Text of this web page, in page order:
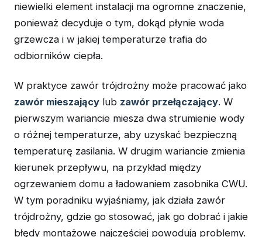
niewielki element instalacji ma ogromne znaczenie,
ponieważ decyduje o tym, dokąd płynie woda
grzewcza i w jakiej temperaturze trafia do
odbiorników ciepła.
W praktyce zawór trójdrożny może pracować jako
zawór mieszający lub zawór przełączający. W
pierwszym wariancie miesza dwa strumienie wody
o różnej temperaturze, aby uzyskać bezpieczną
temperaturę zasilania. W drugim wariancie zmienia
kierunek przepływu, na przykład między
ogrzewaniem domu a ładowaniem zasobnika CWU.
W tym poradniku wyjaśniamy, jak działa zawór
trójdrożny, gdzie go stosować, jak go dobrać i jakie
błędy montażowe najczęściej powodują problemy.